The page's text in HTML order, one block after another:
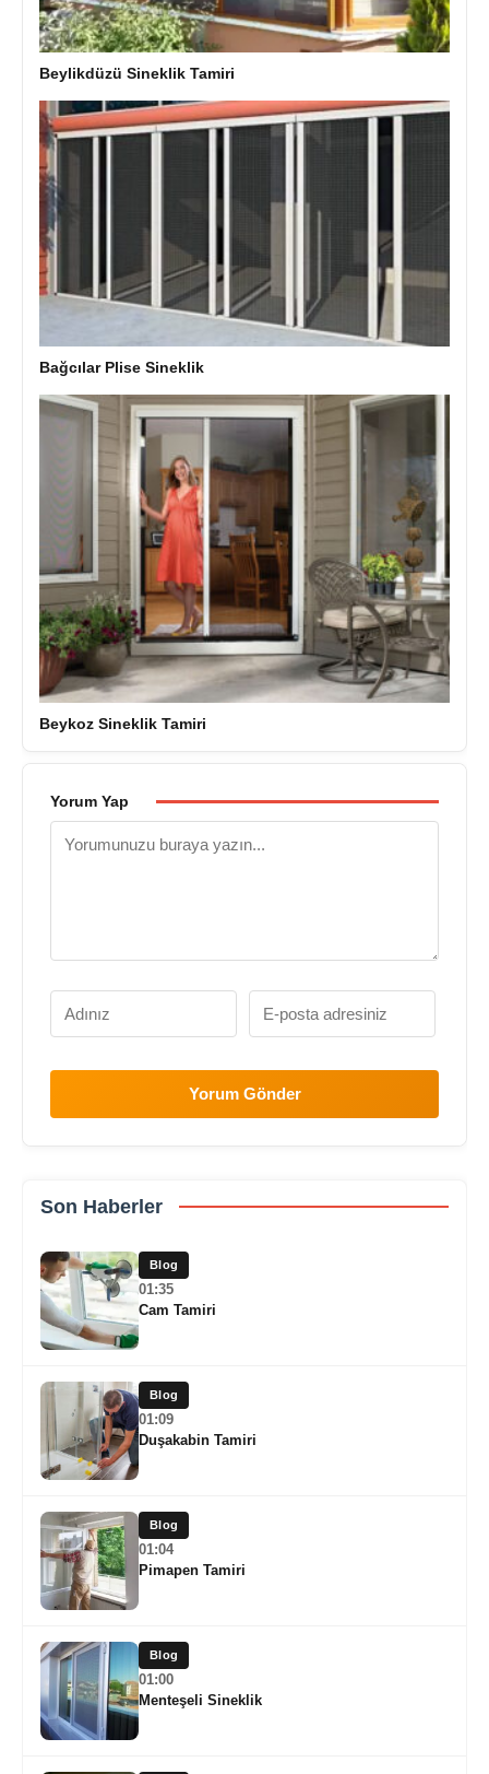
Beylikdüzü Sineklik Tamiri
Bağcılar Plise Sineklik
Beykoz Sineklik Tamiri
Yorum Yap
Yorum Gönder
Son Haberler
Blog
01:35
Cam Tamiri
Blog
01:09
Duşakabin Tamiri
Blog
01:04
Pimapen Tamiri
Blog
01:00
Menteşeli Sineklik